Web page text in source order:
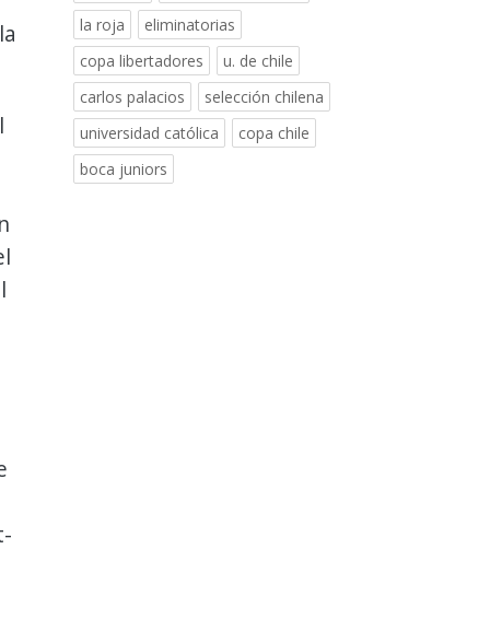
la roja
eliminatorias
copa libertadores
u. de chile
carlos palacios
selección chilena
universidad católica
copa chile
boca juniors